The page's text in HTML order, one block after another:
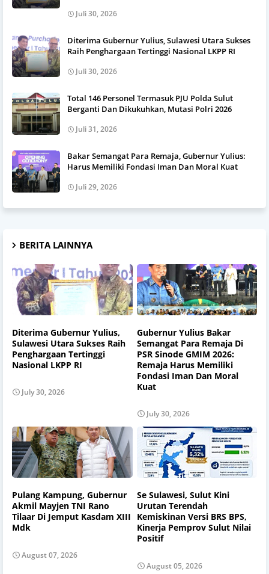
Juli 30, 2026
Diterima Gubernur Yulius, Sulawesi Utara Sukses
Raih Penghargaan Tertinggi Nasional LKPP RI
Juli 30, 2026
Total 146 Personel Termasuk PJU Polda Sulut
Berganti Dan Dikukuhkan, Mutasi Polri 2026
Juli 31, 2026
Bakar Semangat Para Remaja, Gubernur Yulius:
Harus Memiliki Fondasi Iman Dan Moral Kuat
Juli 29, 2026
BERITA LAINNYA
Diterima Gubernur Yulius,
Sulawesi Utara Sukses Raih
Penghargaan Tertinggi
Nasional LKPP RI
July 30, 2026
Gubernur Yulius Bakar
Semangat Para Remaja Di
PSR Sinode GMIM 2026:
Remaja Harus Memiliki
Fondasi Iman Dan Moral
Kuat
July 30, 2026
Pulang Kampung, Gubernur
Akmil Mayjen TNI Rano
Tilaar Di Jemput Kasdam XIII
Mdk
August 07, 2026
Se Sulawesi, Sulut Kini
Urutan Terendah
Kemiskinan Versi BRS BPS,
Kinerja Pemprov Sulut Nilai
Positif
August 05, 2026